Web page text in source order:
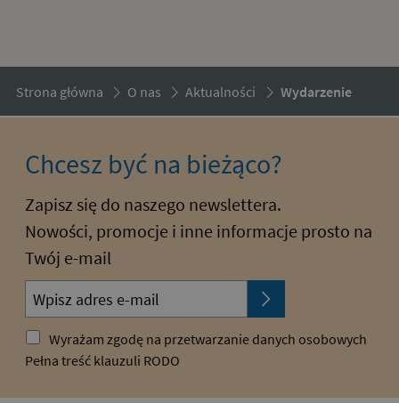
Strona główna O nas Aktualności Wydarzenie
Chcesz być na bieżąco?
Zapisz się do naszego newslettera.
Nowości, promocje i inne informacje prosto na
Twój e-mail
Wyrażam zgodę na przetwarzanie danych osobowych
Pełna treść klauzuli RODO